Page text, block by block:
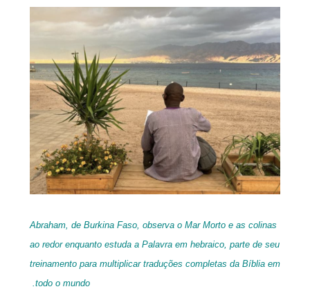
Abraham, de Burkina Faso, observa o Mar Morto e as colinas
ao redor enquanto estuda a Palavra em hebraico, parte de seu
treinamento para multiplicar traduções completas da Bíblia em
todo o mundo.